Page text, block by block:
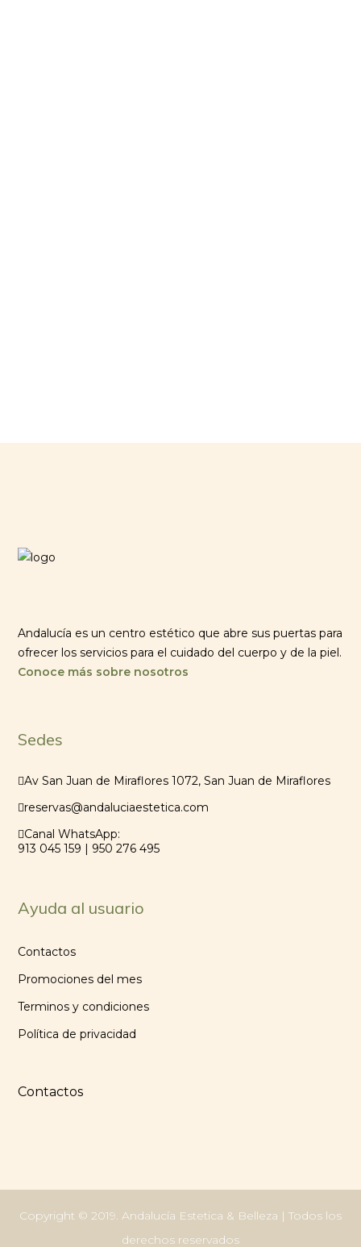
Andalucía es un centro estético que abre sus puertas para
ofrecer los servicios para el cuidado del cuerpo y de la piel.
Conoce más sobre nosotros
Sedes
Av San Juan de Miraflores 1072, San Juan de Miraflores
reservas@andaluciaestetica.com
Canal WhatsApp:
913 045 159 | 950 276 495
Ayuda al usuario
Contactos
Promociones del mes
Terminos y condiciones
Política de privacidad
Contactos
Copyright © 2019. Andalucía Estetica & Belleza | Todos los
derechos reservados